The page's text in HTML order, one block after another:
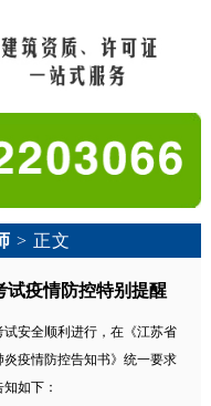
> 正文
试疫情防控特别提醒
安全顺利进行，在《江苏省
疫情防控告知书》统一要求
如下：